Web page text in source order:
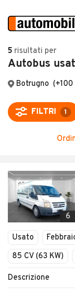
Auto
Auto usate
Auto Km 0
Auto Nuove
Noleggio
Moto
Camper
Veicoli
Concessionari
VENDI
MAGAZINE
ACCEDI
5 risultati per
Autobus
6
Usato
85 CV (63 KW)
Descrizione